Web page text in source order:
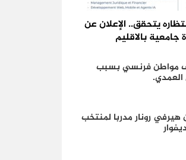
يتحقق.. الإعلان عن
جامعية بالاقليم
مواطن فرنسي بسبب
العمدي.
هيرفي رونار مدربا لمنتخب